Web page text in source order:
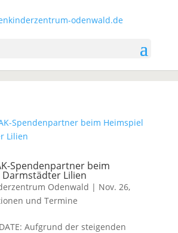
Spendenpartner beim
Lilien
Odenwald | Nov. 26,
und Termine
Aufgrund der steigenden